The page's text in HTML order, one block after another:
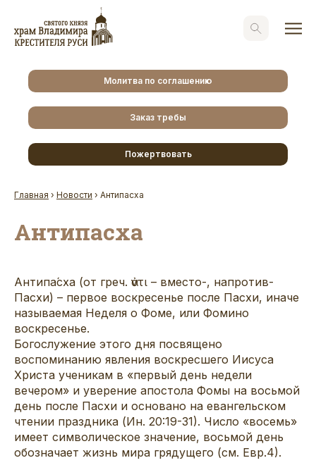
Молитва по соглашению
Заказ требы
Пожертвовать
Главная › Новости › Антипасха
Антипасха
Антипа́сха (от греч. ἀντι – вместо-, напротив-
Пасхи) – первое воскресенье после Пасхи, иначе
называемая Неделя о Фоме, или Фомино
воскресенье.
Богослужение этого дня посвящено
воспоминанию явления воскресшего Иисуса
Христа ученикам в «первый день недели
вечером» и уверение апостола Фомы на восьмой
день после Пасхи и основано на евангельском
чтении праздника (Ин. 20:19-31). Число «восемь»
имеет символическое значение, восьмой день
обозначает жизнь мира грядущего (см. Евр.4).